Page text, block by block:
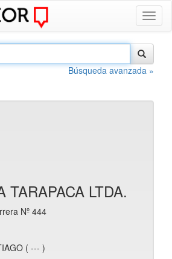
Búsqueda avanzada »
TARAPACA LTDA.
Nº 444
( --- )